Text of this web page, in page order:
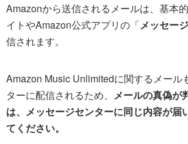
Amazonから送信されるメールは、基本
イトやAmazon公式アプリの「メッセー
信されます。
Amazon Music Unlimitedに関するメール
ターに配信されるため、 メールの真偽が
は、メッセージセンターに同じ内容が届
てください。